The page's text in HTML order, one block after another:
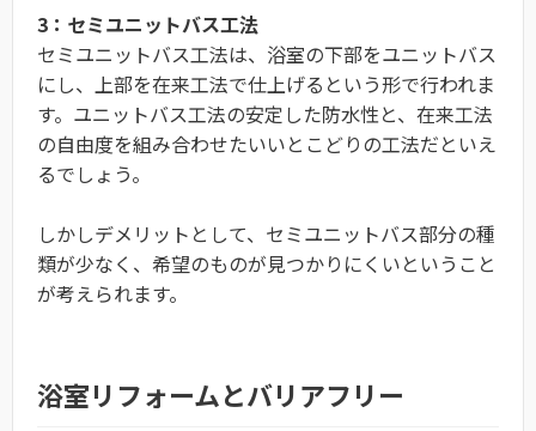
3：セミユニットバス工法
セミユニットバス工法は、浴室の下部をユニットバス
にし、上部を在来工法で仕上げるという形で行われま
す。ユニットバス工法の安定した防水性と、在来工法
の自由度を組み合わせたいいとこどりの工法だといえ
るでしょう。
しかしデメリットとして、セミユニットバス部分の種
類が少なく、希望のものが見つかりにくいということ
が考えられます。
浴室リフォームとバリアフリー